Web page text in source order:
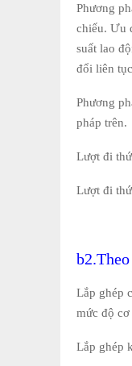
Phương
chiếu. Ưu
suất lao
đổi liên
Phương
pháp trên.
Lượt đi
Lượt đi
Lắp ghép
mức độ
Lắp ghép